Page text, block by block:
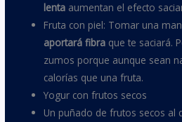
lenta aumentan el efecto
Fruta con piel: Tomar una
aportará fibra que te saciará.
zumos porque aunque sean
calorías que una fruta.
Yogur con frutos secos
Un puñado de frutos secos al